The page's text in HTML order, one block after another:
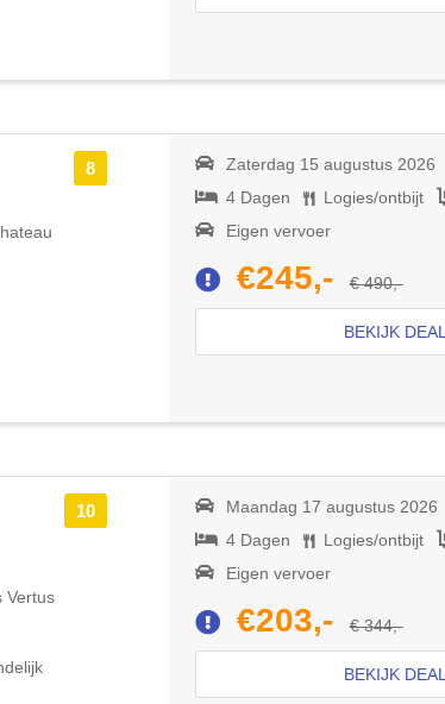
8
Zaterdag 15 augustus 2026
4 Dagen
Logies/ontbijt
Eigen vervoer
€245,- € 490,-
BEKIJK DEAL
10
Vertus
Maandag 17 augustus 2026
4 Dagen
Logies/ontbijt
Eigen vervoer
€203,- € 344,-
BEKIJK DEAL